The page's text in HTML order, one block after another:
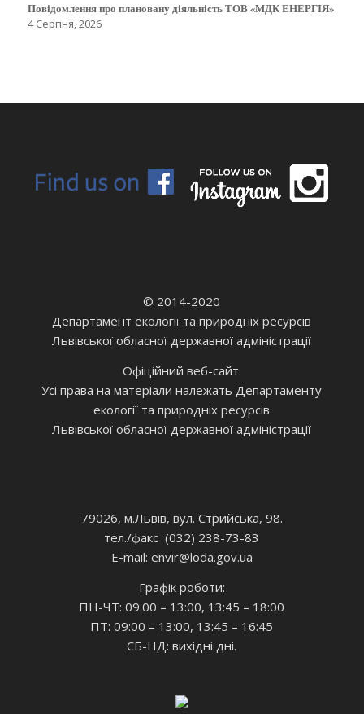
Повідомлення про плановану діяльність ТОВ «МДК ЕНЕРГІЯ»
4 Серпня, 2026
© 2014-2020
Департамент екології та природніх ресурсів
Львівської обласної державної адміністрації
Офіційний веб-сайт.
Усі права на матеріали належать Департаменту
екології та природніх ресурсів
Львівської обласної державної адміністрації
79026, м.Львів, вул. Стрийська, 98.
тел./факс (032) 238-73-83
E-mail: envir@loda.gov.ua
Графік роботи:
ПН-ЧТ: 09:00 – 13:00, 13:45 – 18:00
ПТ: 09:00 – 13:00, 13:45 – 16:45
СБ-НД: вихідні дні.